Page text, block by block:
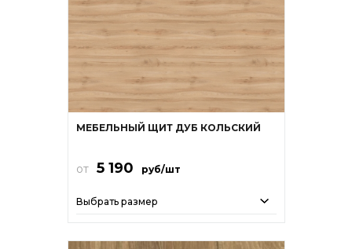
МЕБЕЛЬНЫЙ ЩИТ ДУБ КОЛЬСКИЙ
от 5 190 руб/шт
Выбрать размер